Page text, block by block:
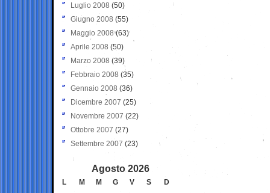
Luglio 2008 (50)
Giugno 2008 (55)
Maggio 2008(63)
Aprile 2008 (50)
Marzo 2008 (39)
Febbraio 2008 (35)
Gennaio 2008 (36)
Dicembre 2007 (25)
Novembre 2007 (22)
Ottobre 2007 (27)
Settembre 2007 (23)
Agosto 2026
L M M G V S
D